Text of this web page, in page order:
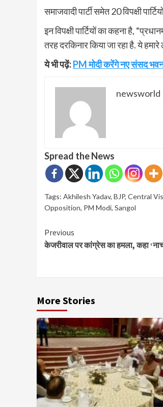
समाजवादी पार्टी समेत 20 विपक्षी
इन विपक्षी पार्टियों का कहना है,
तरह दरकिनार किया जा रहा है. ये
ये भी पढ़ें:PM मोदी करेंगे नए संसद भवन
newsworld
Spread the News
Tags: Akhilesh Yadav, BJP, Central
Opposition, PM Modi, Sangol
Continue
Reading
Previous
केजरीवाल पर कांग्रेस का हमला, कहा
More Stories